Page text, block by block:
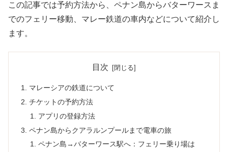
この記事では予約方法から、ペナン島からバターワースま
でのフェリー移動、マレー鉄道の車内などについて紹介し
ます。
目次
マレーシアの鉄道について
チケットの予約方法
アプリの登録方法
ペナン島からクアラルンプールまで電車の旅
ペナン島→バターワース駅へ：フェリー乗り場は